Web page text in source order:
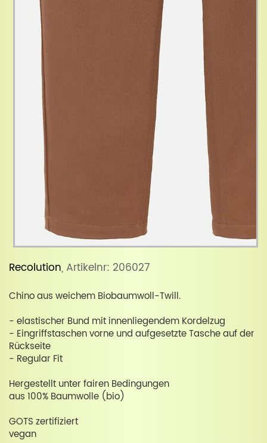
Recolution, Artikelnr: 206027
Chino aus weichem Biobaumwoll-Twill.
- elastischer Bund mit innenliegendem Kordelzug
- Eingriffstaschen vorne und aufgesetzte Tasche auf der
Rückseite
- Regular Fit
Hergestellt unter fairen Bedingungen
aus 100% Baumwolle (bio)
GOTS zertifiziert
vegan